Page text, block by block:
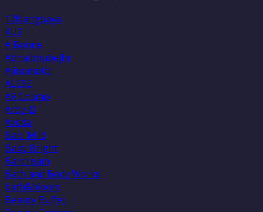
12Nangpaya
4U2
A Bonne
Abhaibhubejhr
Ajinomoto
ALESE
AR Cosmo
Aroy-D
Aveda
Babi Mild
Baby Bright
Bancream
Bath and Body Works
bath&bloom
Beauty Buffet